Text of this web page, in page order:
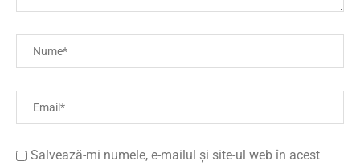
Salvează-mi numele, e-mailul și site-ul web în acest